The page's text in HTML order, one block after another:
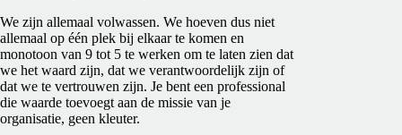
We zijn allemaal volwassen. We hoeven dus niet
allemaal op één plek bij elkaar te komen en
monotoon van 9 tot 5 te werken om te laten zien dat
we het waard zijn, dat we verantwoordelijk zijn of
dat we te vertrouwen zijn. Je bent een professional
die waarde toevoegt aan de missie van je
organisatie, geen kleuter.